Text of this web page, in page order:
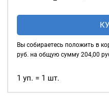
товара
Паутинка
15мм,цвет:
Белый
Вы собираетесь положить в
руб. на общую сумму 204,00
1 уп. = 1 шт.